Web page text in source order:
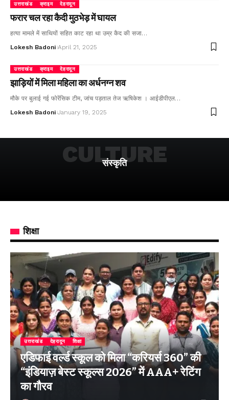
उत्तराखंड क्राइम देहरादून
फरार चल रहा कैदी मुठभेड़ में घायल
हत्या मामले में साथियों सहित काट रहा था उम्र कैद की सजा…
Lokesh Badoni April 21, 2025
उत्तराखंड क्राइम देहरादून
झाड़ियों में मिला महिला का अर्धनग्न शव
मौके पर बुलाई गई फोरेंसिक टीम, जांच पड़ताल तेज ऋषिकेश । आईडीपीएल…
Lokesh Badoni January 19, 2025
संस्कृति
CULTURE
शिक्षा
उत्तराखंड देहरादून शिक्षा
एडिफाई वर्ल्ड स्कूल को मिला “करियर्स 360” की
“इंडियाज़ बेस्ट स्कूल्स 2026” में AAA+ रेटिंग
का गौरव